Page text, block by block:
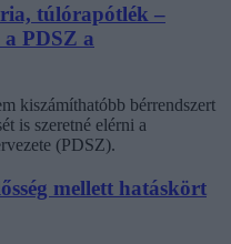
túlórapótlék –
a PDSZ a
kiszámíthatóbb bérrendszert
is szeretné elérni a
(PDSZ).
mellett hatáskört